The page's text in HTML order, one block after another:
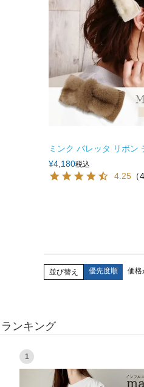
ミンク バレッタ リボン
¥4,180税込
4.25 （
並び替え 優先度順 価格
ランキング
1